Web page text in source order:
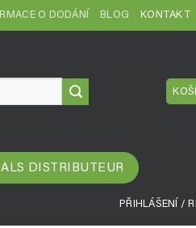
O DODÁNÍ BLOG KONTAKT
DISTRIBUTEUR
PŘIHLÁŠENÍ /